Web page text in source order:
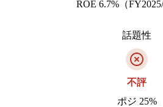
ROE 6.7%（FY2025/
話題性
不評
ポジ 25%